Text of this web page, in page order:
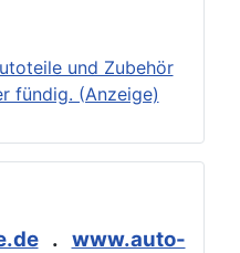
und Zubehör
fündig. (Anzeige)
. www.auto-